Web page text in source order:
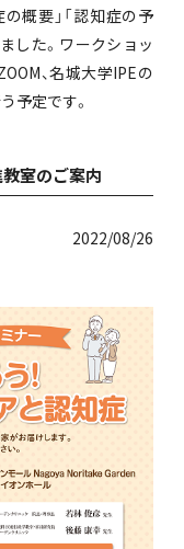
概要」「認知症の予
した。ワークショッ
、名城大学IPEの
予定です。
室のご案内
2022/08/26